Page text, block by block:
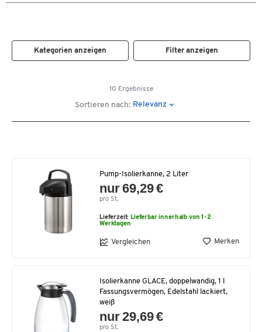
Kategorien anzeigen Filter anzeigen
10 Ergebnisse
Sortieren nach: Relevanz
Pump-Isolierkanne, 2 Liter
nur 69,29 €
pro St.
Lieferzeit: Lieferbar innerhalb von 1-2
Werktagen
Vergleichen Merken
Isolierkanne GLACE, doppelwandig, 1 l
Fassungsvermögen, Edelstahl lackiert,
weiß
nur 29,69 €
pro St.